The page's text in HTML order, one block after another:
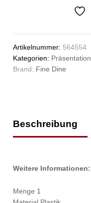
Artikelnummer: 564554
Kategorien: Präsentation
Brand: Fine Dine
Beschreibung
Weitere Informationen:
Menge 1